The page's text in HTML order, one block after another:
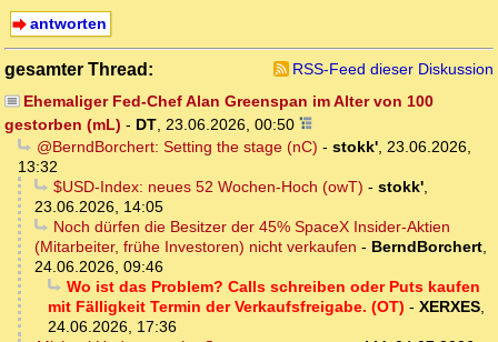
antworten
gesamter Thread:
RSS-Feed dieser Diskussion
Ehemaliger Fed-Chef Alan Greenspan im Alter von 100
gestorben (mL) - DT, 23.06.2026, 00:50
@BerndBorchert: Setting the stage (nC) - stokk', 23.06.2026,
13:32
$USD-Index: neues 52 Wochen-Hoch (owT) - stokk',
23.06.2026, 14:05
Noch dürfen die Besitzer der 45% SpaceX Insider-Aktien
(Mitarbeiter, frühe Investoren) nicht verkaufen - BerndBorchert,
24.06.2026, 09:46
Wo ist das Problem? Calls schreiben oder Puts kaufen
mit Fälligkeit Termin der Verkaufsfreigabe. (OT) - XERXES,
24.06.2026, 17:36